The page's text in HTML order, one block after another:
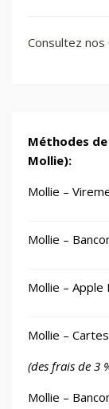
Consultez nos
Méthodes
Mollie):
Mollie –
Mollie –
Mollie – Apple
Mollie –
(des frais de 3
Mollie –